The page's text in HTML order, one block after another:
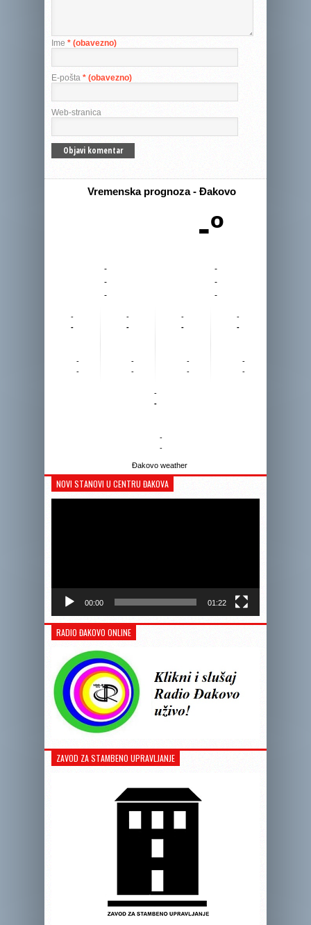
Ime * (obavezno)
E-pošta * (obavezno)
Web-stranica
Vremenska prognoza - Đakovo
-º
-
-
-
-
-
-
-
-
-
-
-
-
-
-
-
-
-
-
-
-
-
-
-
-
-
-
Đakovo weather
NOVI STANOVI U CENTRU ĐAKOVA
00:00 01:22
RADIO ĐAKOVO ONLINE
ZAVOD ZA STAMBENO UPRAVLJANJE